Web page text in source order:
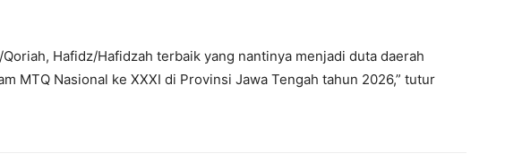
Hafidz/Hafidzah terbaik yang nantinya menjadi duta daerah
MTQ Nasional ke XXXI di Provinsi Jawa Tengah tahun 2026,” tutur